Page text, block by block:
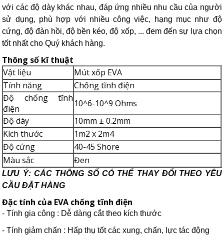
với các độ dày khác nhau, đáp ứng nhiều nhu cầu của người
sử dụng, phù hợp với nhiều công việc, hạng mục như độ
cứng, độ đàn hồi, độ bền kéo, độ xốp, ... đem đến sự lựa chọn
tốt nhất cho Quý khách hàng.
Thông số kĩ thuật
Vật liệu
Mút xốp EVA
Tính năng
Chống tĩnh điện
Độ chống tĩnh
điện
10^6-10^9 Ohms
Độ dày
10mm ± 0.2mm
Kích thước
1m2 x 2m4
Độ cứng
40-45 Shore
Màu sắc
Đen
LƯU Ý: CÁC THÔNG SỐ CÓ THỂ THAY ĐỔI THEO YÊU
CẦU ĐẶT HÀNG
Đặc tính của EVA chống tĩnh điện
- Tính gia công : Dễ dàng cắt theo kích thước
- Tính giảm chấn : Hấp thụ tốt các xung, chấn, lực tác động